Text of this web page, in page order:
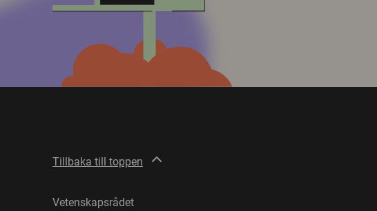
Tillbaka till toppen
Vetenskapsrådet